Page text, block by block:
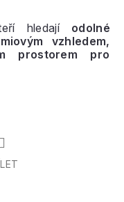
hledají odolné
vzhledem,
prostorem pro